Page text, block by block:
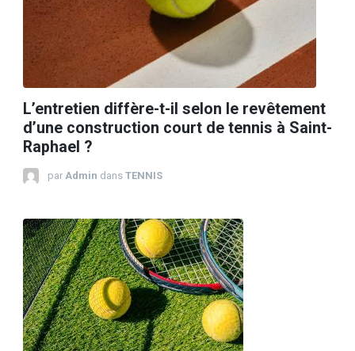
L’entretien diffère-t-il selon le revêtement
d’une construction court de tennis à Saint-
Raphael ?
par Admin dans TENNIS